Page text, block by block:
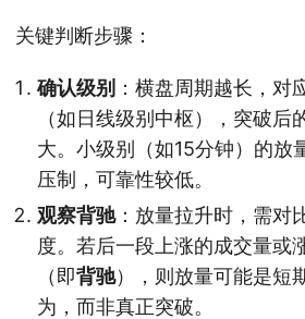
关键判断步骤：
确认级别 ：横盘周期越长，对
（如日线级别中枢），突破后
大。小级别（如15分钟）的放
压制，可靠性较低。
观察背驰：放量拉升时，需对
度。若后一段上涨的成交量或
（即背驰），则放量可能是短
为，而非真正突破。